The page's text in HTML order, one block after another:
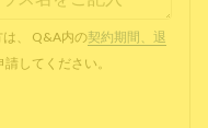
、 Q&A内の契約期間、退
してください。